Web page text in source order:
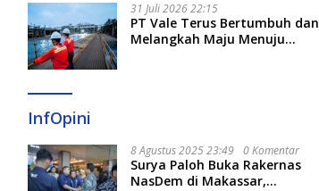
31 Juli 2026 22:15
PT Vale Terus Bertumbuh dan
Melangkah Maju Menuju
InfOpini
8 Agustus 2025 23:49 0 Komentar
Surya Paloh Buka Rakernas
NasDem di Makassar,